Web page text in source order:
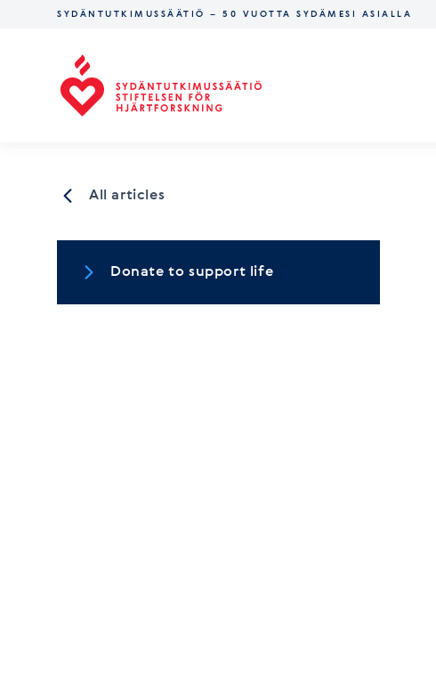
SYDÄNTUTKIMUSSÄÄTIÖ – 50 VUOTTA SYDÄMESI ASIALLA
All articles
Donate to support life